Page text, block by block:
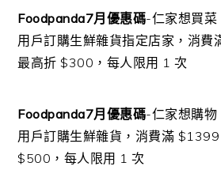
Foodpanda7月優惠碼-仁家想買
用戶訂購生鮮雜貨指定店家，消費
最高折 $300，每人限用 1 次
Foodpanda7月優惠碼-仁家想購
用戶訂購生鮮雜貨，消費滿
$500，每人限用 1 次